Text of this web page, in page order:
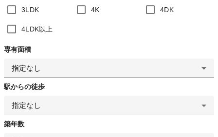
3LDK 4K 4DK
4LDK以上
専有面積
指定なし
駅からの徒歩
指定なし
築年数